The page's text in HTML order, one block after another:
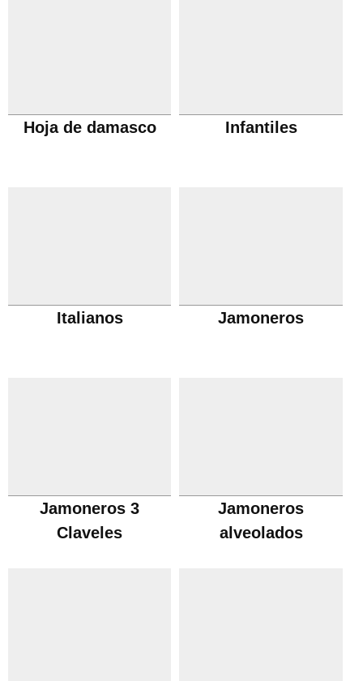
Hoja de damasco Infantiles
Italianos Jamoneros
Jamoneros 3
Claveles
Jamoneros
alveolados